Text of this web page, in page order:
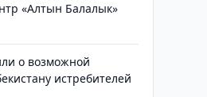
«Алтын Балалык»
о возможной
истребителей